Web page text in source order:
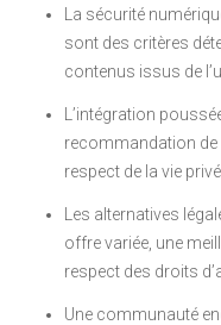
La sécurité
sont des critères
contenus issus de
L’intégration
recommandation de
respect de la vie
Les alternatives
offre variée, une
respect des droits
Une communauté